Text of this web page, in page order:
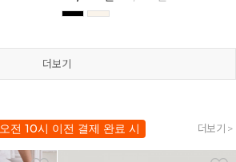
더보기
오전 10시 이전 결제 완료 시 더보기 >